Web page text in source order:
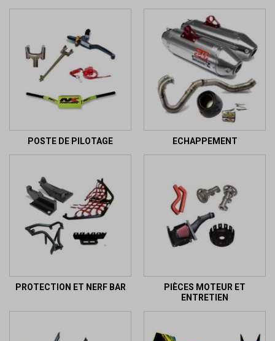
POSTE DE PILOTAGE ECHAPPEMENT
PROTECTION ET NERF BAR
PIÈCES MOTEUR ET
ENTRETIEN